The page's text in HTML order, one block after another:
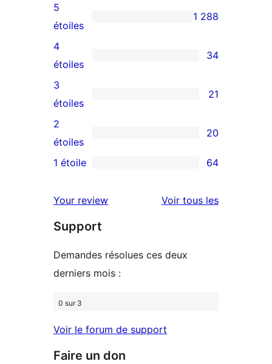
1
avis
à
5
étoiles
5
étoiles
1 288
34
avis
à
4
étoiles
4
étoiles
34
21
avis
à
3
3
étoiles
21
20
avis
2
2
étoiles
20
64
à
1
1 étoile 64
Your review Voir tous lesavis
Support
Demandes résolues ces deux
derniers mois :
0 sur 3
Voir le forum de support
Faire un don